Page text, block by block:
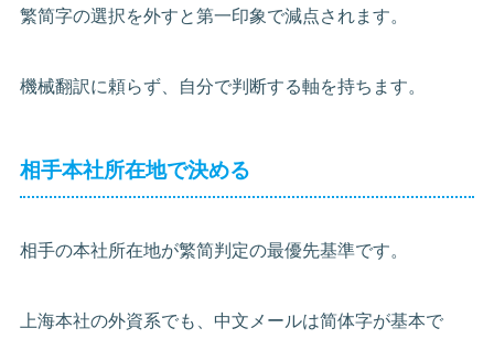
繁简字の選択を外すと第一印象で減点されます。
機械翻訳に頼らず、自分で判断する軸を持ちます。
相手本社所在地で決める
相手の本社所在地が繁简判定の最優先基準です。
上海本社の外資系でも、中文メールは简体字が基本で